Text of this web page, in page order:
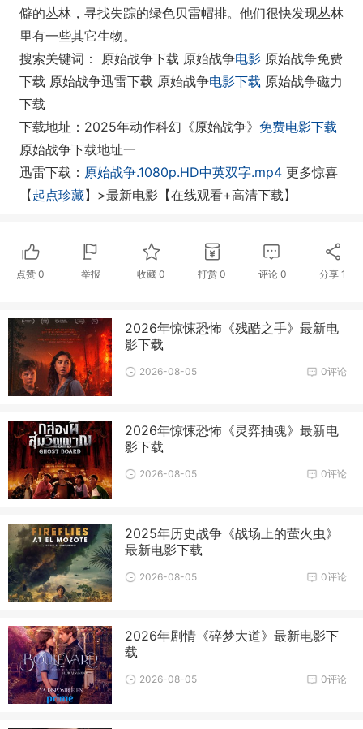
僻的丛林，寻找失踪的绿色贝雷帽排。他们很快发现丛林
里有一些其它生物。
搜索关键词： 原始战争下载 原始战争电影 原始战争免费
下载 原始战争迅雷下载 原始战争电影下载 原始战争磁力
下载
下载地址：2025年动作科幻《原始战争》 免费电影下载
原始战争下载地址一
迅雷下载： 原始战争.1080p.HD中英双字.mp4 更多惊喜
【起点珍藏】>最新电影【在线观看+高清下载】
点赞 0 举报 收藏0 打赏 0 评论 0 分享1
2026年惊悚恐怖《残酷之手》最新电
影下载
0评论
2026-08-05
2026年惊悚恐怖《灵弈抽魂》最新电
影下载
0评论
2026-08-05
2025年历史战争《战场上的萤火虫》
最新电影下载
0评论
2026-08-05
2026年剧情《碎梦大道》最新电影下
载
0评论
2026-08-05